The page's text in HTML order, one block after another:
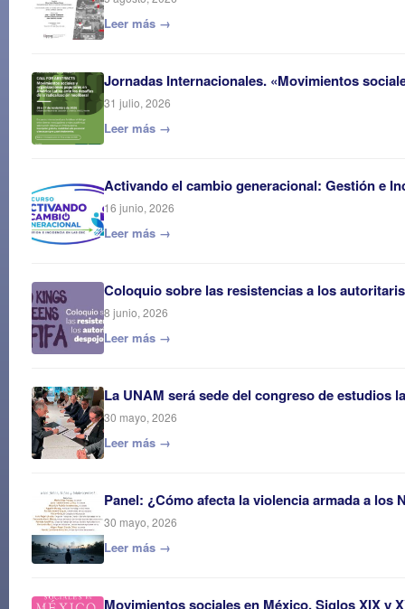
Leer más →
Jornadas Internacionales. «Movimientos
31 julio, 2026
Leer más →
Activando el cambio generacional: Gestión e
16 junio, 2026
Leer más →
Coloquio sobre las resistencias a los
8 junio, 2026
Leer más →
La UNAM será sede del congreso de estudios
30 mayo, 2026
Leer más →
Panel: ¿Cómo afecta la violencia armada a los
30 mayo, 2026
Leer más →
Movimientos sociales en México. Siglos XIX y